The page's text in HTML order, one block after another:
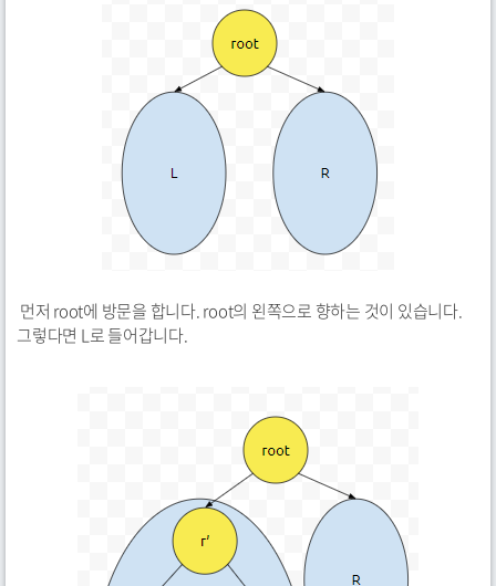
먼저 root에 방문을 합니다. root의 왼쪽으로 향하는 것이 있습니다.
그렇다면 L로 들어갑니다.